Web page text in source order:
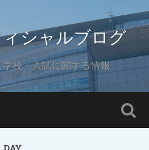
シャルブログ
校・入試に関する情報